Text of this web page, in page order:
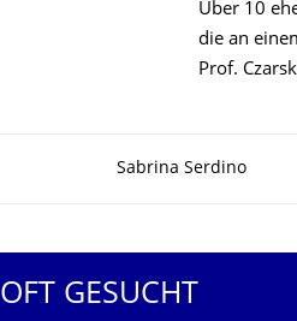
Über 10
die an
Prof.
Sabrina Serdino
OFT GESUCHT